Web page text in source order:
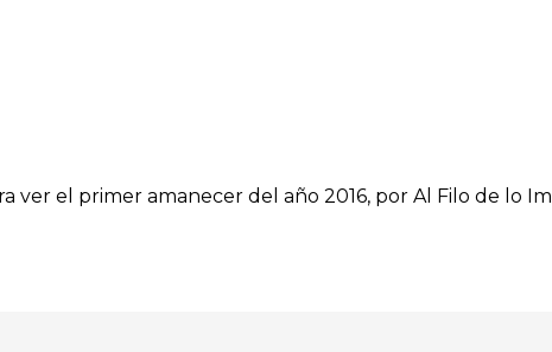
ver el primer amanecer del año 2016, por Al Filo de lo